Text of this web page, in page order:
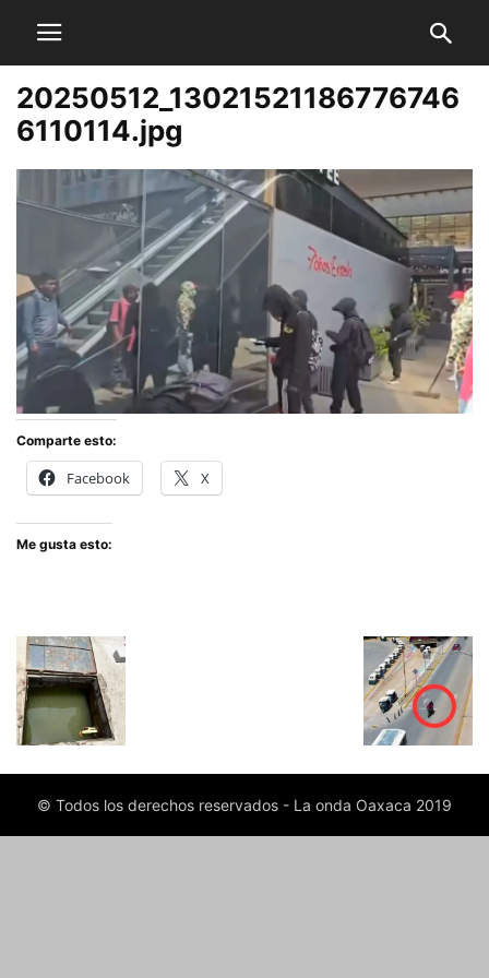
20250512_13021521186776746
6110114.jpg
Comparte esto:
Facebook X
Me gusta esto:
© Todos los derechos reservados - La onda Oaxaca 2019